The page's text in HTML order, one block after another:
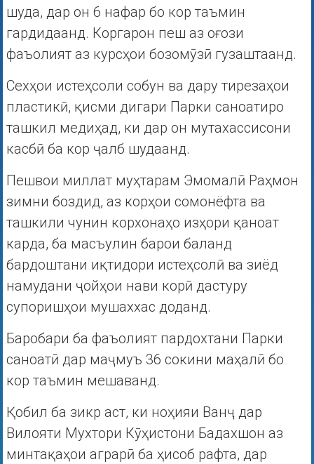
шуда, дар он 6 нафар бо кор таъмин
гардидаанд. Коргарон пеш аз оғози
фаъолият аз курсҳои бозомӯзӣ гузаштаанд.
Сехҳои истеҳсоли собун ва дару тирезаҳои
пластикӣ, қисми дигари Парки саноатиро
ташкил медиҳад, ки дар он мутахассисони
касбӣ ба кор ҷалб шудаанд.
Пешвои миллат муҳтарам Эмомалӣ Раҳмон
зимни боздид, аз корҳои сомонёфта ва
ташкили чунин корхонаҳо изҳори қаноат
карда, ба масъулин барои баланд
бардоштани иқтидори истеҳсолӣ ва зиёд
намудани ҷойҳои нави корӣ дастуру
супоришҳои мушаххас доданд.
Баробари ба фаъолият пардохтани Парки
саноатӣ дар маҷмуъ 36 сокини маҳалӣ бо
кор таъмин мешаванд.
Қобил ба зикр аст, ки ноҳияи Ванҷ дар
Вилояти Мухтори Кӯҳистони Бадахшон аз
минтақаҳои аграрӣ ба ҳисоб рафта, дар